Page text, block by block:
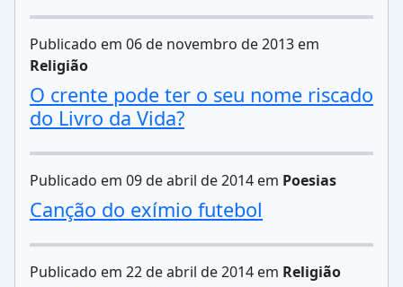
Publicado em 06 de novembro de 2013 em
Religião
O crente pode ter o seu nome riscado
do Livro da Vida?
Publicado em 09 de abril de 2014 em Poesias
Canção do exímio futebol
Publicado em 22 de abril de 2014 em Religião